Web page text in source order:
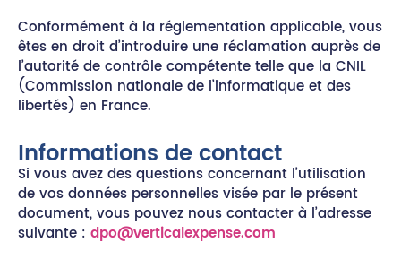
Conformément à la réglementation applicable, vous
êtes en droit d’introduire une réclamation auprès de
l’autorité de contrôle compétente telle que la CNIL
(Commission nationale de l’informatique et des
libertés) en France.
Informations de contact
Si vous avez des questions concernant l’utilisation
de vos données personnelles visée par le présent
document, vous pouvez nous contacter à l’adresse
suivante : dpo@verticalexpense.com